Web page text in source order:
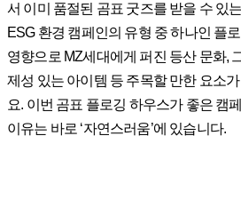
서 이미 품절된 곰표 굿즈를 받을 수 있
ESG 환경 캠페인의 유형 중 하나인 플
영향으로 MZ세대에게 퍼진 등산 문화,
제성 있는 아이템 등 주목할 만한 요소
요. 이번 곰표 플로깅 하우스가 좋은 캠
이유는 바로 ‘자연스러움’에 있습니다.